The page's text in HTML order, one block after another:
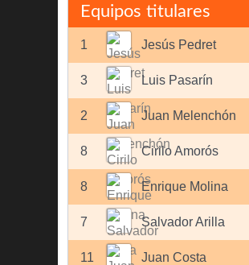
Equipos titulares
1 Jesús Pedret
3 Luis Pasarín
2 Juan Melenchón
8 Cirilo Amorós
8 Enrique Molina
7 Salvador Arilla
11 Juan Costa